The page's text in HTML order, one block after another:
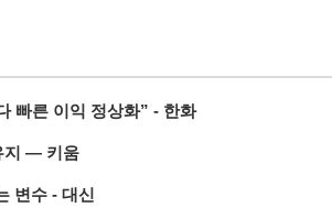
빠른 이익 정상화” - 한화
지 — 키움
변수 - 대신